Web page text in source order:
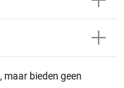
maar bieden geen